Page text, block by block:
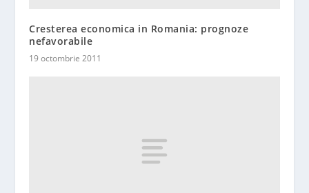
Cresterea economica in Romania: prognoze
nefavorabile
19 octombrie 2011